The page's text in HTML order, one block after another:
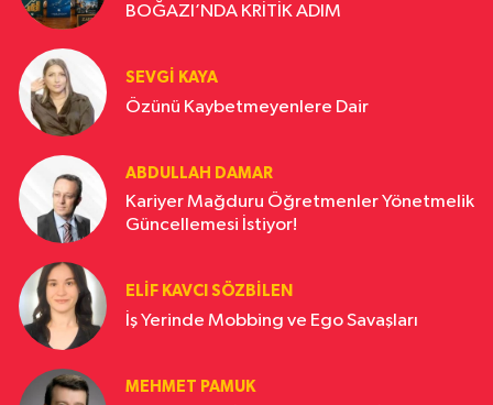
BOĞAZI’NDA KRİTİK ADIM
SEVGI KAYA
Özünü Kaybetmeyenlere Dair
ABDULLAH DAMAR
Kariyer Mağduru Öğretmenler Yönetmelik
Güncellemesi İstiyor!
ELIF KAVCI SÖZBILEN
İş Yerinde Mobbing ve Ego Savaşları
MEHMET PAMUK